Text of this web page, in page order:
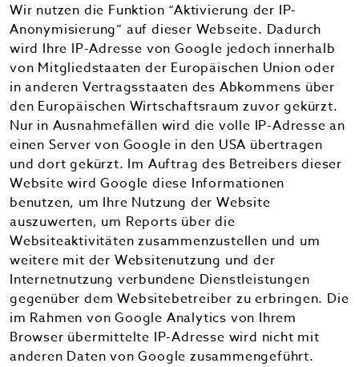
Wir nutzen die Funktion “Aktivierung der IP-
Anonymisierung” auf dieser Webseite. Dadurch
wird Ihre IP-Adresse von Google jedoch innerhalb
von Mitgliedstaaten der Europäischen Union oder
in anderen Vertragsstaaten des Abkommens über
den Europäischen Wirtschaftsraum zuvor gekürzt.
Nur in Ausnahmefällen wird die volle IP-Adresse an
einen Server von Google in den USA übertragen
und dort gekürzt. Im Auftrag des Betreibers dieser
Website wird Google diese Informationen
benutzen, um Ihre Nutzung der Website
auszuwerten, um Reports über die
Websiteaktivitäten zusammenzustellen und um
weitere mit der Websitenutzung und der
Internetnutzung verbundene Dienstleistungen
gegenüber dem Websitebetreiber zu erbringen. Die
im Rahmen von Google Analytics von Ihrem
Browser übermittelte IP-Adresse wird nicht mit
anderen Daten von Google zusammengeführt.